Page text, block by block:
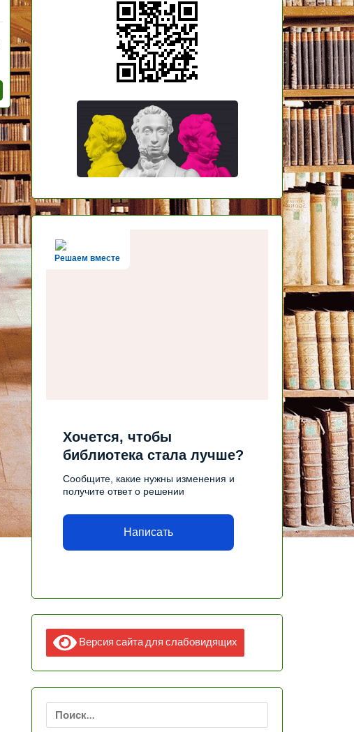
Решаем вместе
Хочется, чтобы
библиотека стала лучше?
Сообщите, какие нужны изменения и
получите ответ о решении
Написать
Версия сайта для слабовидящих
Найти: